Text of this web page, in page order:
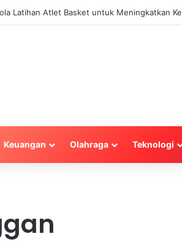
Latihan Atlet Basket untuk Meningkatkan
Keuangan Olahraga Teknologi